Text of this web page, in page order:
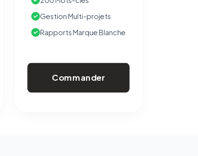
Gestion Multi-projets
Rapports Marque Blanche
Commander